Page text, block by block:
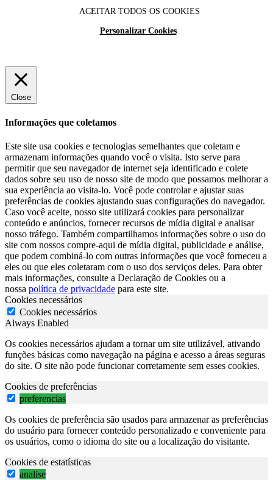
ACEITAR TODOS OS COOKIES
Personalizar Cookies
Close
Informações que coletamos
Este site usa cookies e tecnologias semelhantes que coletam e
armazenam informações quando você o visita. Isto serve para
permitir que seu navegador de internet seja identificado e colete
dados sobre seu uso de nosso site de modo que possamos melhorar a
sua experiência ao visita-lo. Você pode controlar e ajustar suas
preferências de cookies ajustando suas configurações do navegador.
Caso você aceite, nosso site utilizará cookies para personalizar
conteúdo e anúncios, fornecer recursos de mídia digital e analisar
nosso tráfego. Também compartilhamos informações sobre o uso do
site com nossos compre-aqui de mídia digital, publicidade e análise,
que podem combiná-lo com outras informações que você forneceu a
eles ou que eles coletaram com o uso dos serviços deles. Para obter
mais informações, consulte a Declaração de Cookies ou a
nossa política de privacidade para este site.
Cookies necessários
Cookies necessários
Always Enabled
Os cookies necessários ajudam a tornar um site utilizável, ativando
funções básicas como navegação na página e acesso a áreas seguras
do site. O site não pode funcionar corretamente sem esses cookies.
Cookies de preferências
preferencias
Os cookies de preferência são usados para armazenar as preferências
do usuário para fornecer conteúdo personalizado e conveniente para
os usuários, como o idioma do site ou a localização do visitante.
Cookies de estatísticas
analise